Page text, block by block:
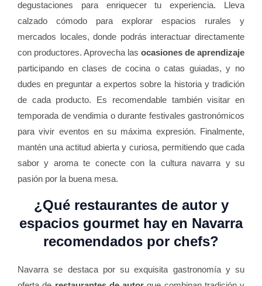
degustaciones para enriquecer tu experiencia. Lleva
calzado cómodo para explorar espacios rurales y
mercados locales, donde podrás interactuar directamente
con productores. Aprovecha las ocasiones de aprendizaje
participando en clases de cocina o catas guiadas, y no
dudes en preguntar a expertos sobre la historia y tradición
de cada producto. Es recomendable también visitar en
temporada de vendimia o durante festivales gastronómicos
para vivir eventos en su máxima expresión. Finalmente,
mantén una actitud abierta y curiosa, permitiendo que cada
sabor y aroma te conecte con la cultura navarra y su
pasión por la buena mesa.
¿Qué restaurantes de autor y
espacios gourmet hay en Navarra
recomendados por chefs?
Navarra se destaca por su exquisita gastronomía y su